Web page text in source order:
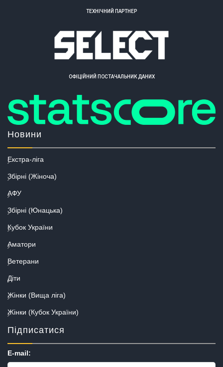
ТЕХНІЧНИЙ ПАРТНЕР
ОФІЦІЙНИЙ ПОСТАЧАЛЬНИК ДАНИХ
Новини
Екстра-ліга
Збірні (Жіноча)
АФУ
Збірні (Юнацька)
Кубок України
Аматори
Ветерани
Діти
Жінки (Вища ліга)
Жінки (Кубок України)
Підписатися
E-mail: